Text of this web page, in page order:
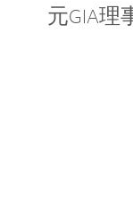
元GIA理